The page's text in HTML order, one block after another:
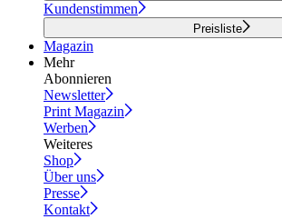
Kundenstimmen
Preisliste
Magazin
Mehr
Abonnieren
Newsletter
Print Magazin
Werben
Weiteres
Shop
Über uns
Presse
Kontakt